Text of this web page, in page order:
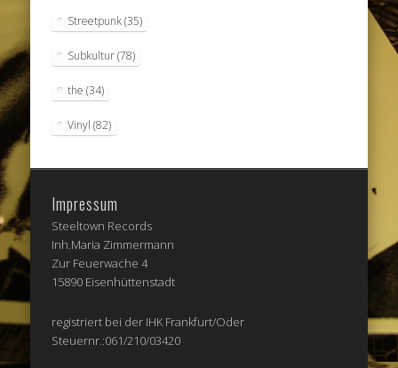
Streetpunk(35)
Subkultur(78)
the (34)
Vinyl (82)
Impressum
Steeltown Records
Inh.Maria Zimmermann
Zur Feuerwache 4
15890 Eisenhüttenstadt
registriert bei der IHK Frankfurt/Oder
Steuernr.:061/210/03420